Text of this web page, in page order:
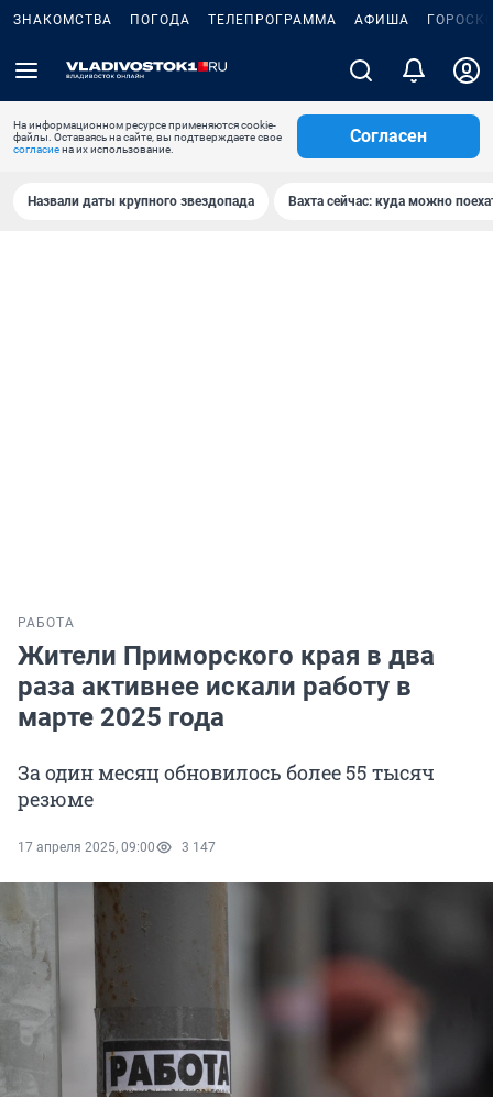
ЗНАКОМСТВА ПОГОДА ТЕЛЕПРОГРАММА АФИША
На информационном ресурсе применяются cookie-
файлы. Оставаясь на сайте, вы подтверждаете свое
согласиена их использование.
Согласен
Назвали даты крупного звездопада Вахта сейчас: куда можно
РАБОТА
Жители Приморского края в два
раза активнее искали работу в
марте 2025 года
За один месяц обновилось более 55 тысяч
резюме
17 апреля 2025, 09:00 3 147